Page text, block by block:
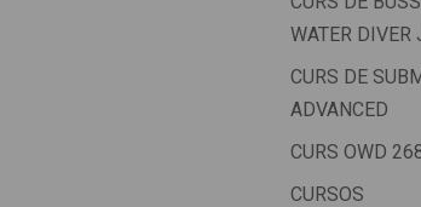
WATER DIVER
CURS DE
ADVANCED
CURS OWD
CURSOS